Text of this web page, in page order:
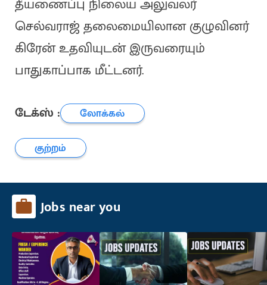
தீயணைப்பு நிலைய அலுவலர்
செல்வராஜ் தலைமையிலான குழுவினர்
கிரேன் உதவியுடன் இருவரையும்
பாதுகாப்பாக மீட்டனர்.
டேக்ஸ் :
லோக்கல்
குற்றம்
Jobs near you